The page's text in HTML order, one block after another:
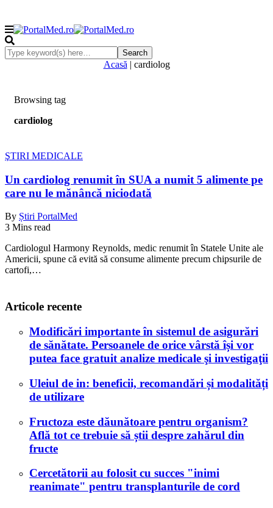
Acasă | cardiolog
Browsing tag
cardiolog
ŞTIRI MEDICALE
Un cardiolog renumit în SUA a numit 5 alimente pe
care nu le mănâncă niciodată
By Știri PortalMed
3 Mins read
Cardiologul Harmony Reynolds, medic renumit în Statele Unite ale
Americii, spune că evită să consume alimente precum chipsurile de
cartofi,…
Articole recente
Modificări importante în sistemul de asigurări
de sănătate. Persoanele de orice vârstă își vor
putea face gratuit analize medicale şi investigaţii
Uleiul de in: beneficii, recomandări și modalități
de utilizare
Fructoza este dăunătoare pentru organism?
Află tot ce trebuie să știi despre zahărul din
fructe
Cercetătorii au folosit cu succes "inimi
reanimate" pentru transplanturile de cord